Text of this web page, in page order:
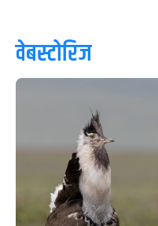
वेबस्टोरिज